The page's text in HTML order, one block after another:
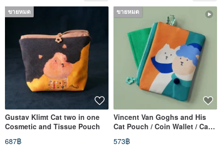
ขายหมด
Gustav Klimt Cat two in one
Cosmetic and Tissue Pouch
687฿
ขายหมด
Vincent Van Goghs and His
Cat Pouch / Coin Wallet / Card
Holder
573฿